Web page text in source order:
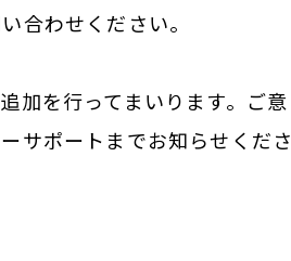
合わせください。
加を行ってまいります。ご意
サポートまでお知らせくださ